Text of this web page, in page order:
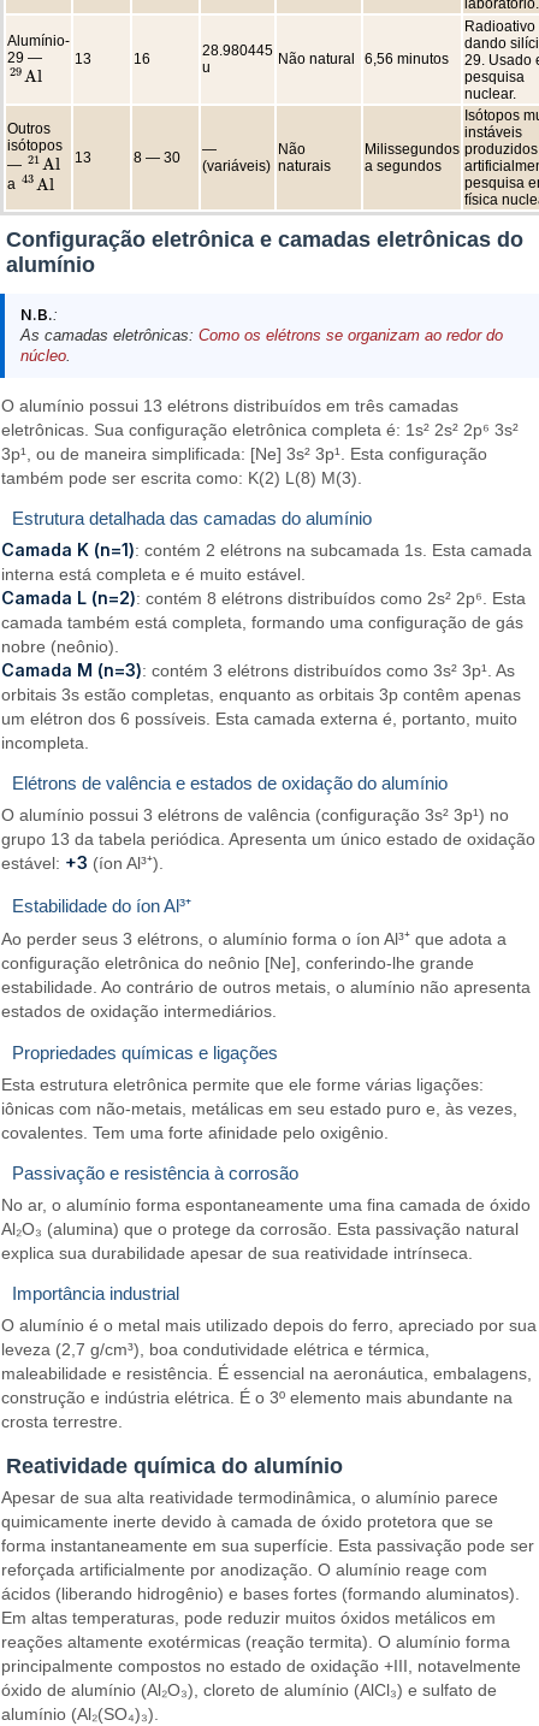
laboratório.
Alumínio-
29 —
29Al
29Al
13 16
28.980445
u
Não natural 6,56 minutos
Radioativo
dando
29. Usado
pesquisa
nuclear.
Outros
isótopos
— 21Al
21Al
a 43Al
43Al
13 8 — 30
—
(variáveis)
Não
naturais
Milissegundos
a segundos
Isótopos
instáveis
produzidos
pesquisa
física
Configuração eletrônica e camadas eletrônicas do
alumínio
N.B.:
As camadas eletrônicas: Como os elétrons se organizam ao redor do
núcleo.
O alumínio possui 13 elétrons distribuídos em três camadas
eletrônicas. Sua configuração eletrônica completa é: 1s² 2s² 2p⁶ 3s²
3p¹, ou de maneira simplificada: [Ne] 3s² 3p¹. Esta configuração
também pode ser escrita como: K(2) L(8) M(3).
Estrutura detalhada das camadas do alumínio
Camada K (n=1): contém 2 elétrons na subcamada 1s. Esta camada
interna está completa e é muito estável.
Camada L (n=2): contém 8 elétrons distribuídos como 2s² 2p⁶. Esta
camada também está completa, formando uma configuração de gás
nobre (neônio).
Camada M (n=3): contém 3 elétrons distribuídos como 3s² 3p¹. As
orbitais 3s estão completas, enquanto as orbitais 3p contêm apenas
um elétron dos 6 possíveis. Esta camada externa é, portanto, muito
incompleta.
Elétrons de valência e estados de oxidação do alumínio
O alumínio possui 3 elétrons de valência (configuração 3s² 3p¹) no
grupo 13 da tabela periódica. Apresenta um único estado de oxidação
estável: +3 (íon Al³⁺).
Estabilidade do íon Al³⁺
Ao perder seus 3 elétrons, o alumínio forma o íon Al³⁺ que adota a
configuração eletrônica do neônio [Ne], conferindo-lhe grande
estabilidade. Ao contrário de outros metais, o alumínio não apresenta
estados de oxidação intermediários.
Propriedades químicas e ligações
Esta estrutura eletrônica permite que ele forme várias ligações:
iônicas com não-metais, metálicas em seu estado puro e, às vezes,
covalentes. Tem uma forte afinidade pelo oxigênio.
Passivação e resistência à corrosão
No ar, o alumínio forma espontaneamente uma fina camada de óxido
Al₂O₃ (alumina) que o protege da corrosão. Esta passivação natural
explica sua durabilidade apesar de sua reatividade intrínseca.
Importância industrial
O alumínio é o metal mais utilizado depois do ferro, apreciado por sua
leveza (2,7 g/cm³), boa condutividade elétrica e térmica,
maleabilidade e resistência. É essencial na aeronáutica, embalagens,
construção e indústria elétrica. É o 3º elemento mais abundante na
crosta terrestre.
Reatividade química do alumínio
Apesar de sua alta reatividade termodinâmica, o alumínio parece
quimicamente inerte devido à camada de óxido protetora que se
forma instantaneamente em sua superfície. Esta passivação pode ser
reforçada artificialmente por anodização. O alumínio reage com
ácidos (liberando hidrogênio) e bases fortes (formando aluminatos).
Em altas temperaturas, pode reduzir muitos óxidos metálicos em
reações altamente exotérmicas (reação termita). O alumínio forma
principalmente compostos no estado de oxidação +III, notavelmente
óxido de alumínio (Al₂O₃), cloreto de alumínio (AlCl₃) e sulfato de
alumínio (Al₂(SO₄)₃).